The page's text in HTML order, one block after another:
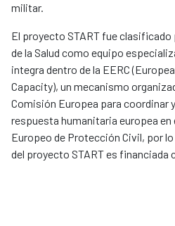
militar.
El proyecto START fue clasificado
de la Salud como equipo
integra dentro de la EERC
Capacity), un mecanismo
Comisión Europea para coordinar
respuesta humanitaria europea en
Europeo de Protección Civil, por
del proyecto START es financiada